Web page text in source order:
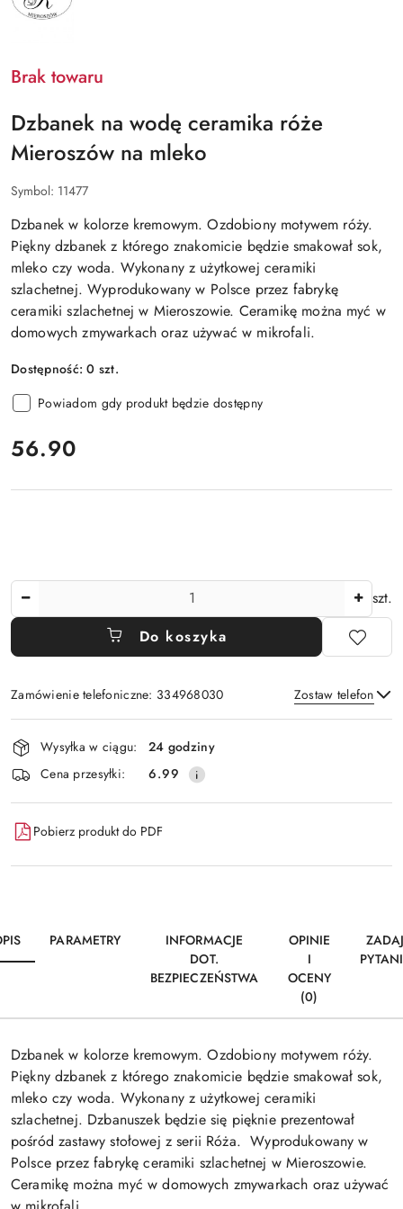
Brak towaru
Dzbanek na wodę ceramika róże
Mieroszów na mleko
Symbol: 11477
Dzbanek w kolorze kremowym. Ozdobiony motywem róży.
Piękny dzbanek z którego znakomicie będzie smakował sok,
mleko czy woda. Wykonany z użytkowej ceramiki
szlachetnej. Wyprodukowany w Polsce przez fabrykę
ceramiki szlachetnej w Mieroszowie. Ceramikę można myć w
domowych zmywarkach oraz używać w mikrofali.
Dostępność:0 szt.
Powiadom gdy produkt będzie dostępny
cena:
56.90
szt.
Do koszyka
Zamówienie telefoniczne: 334968030 Zostaw telefon
Wyślij
Dostępność
i
dostawa
Wysyłka w ciągu:
24 godziny
Cena przesyłki:
6.99
Pobierz produkt do PDF
PARAMETRY
INFORMACJE
DOT.
BEZPIECZEŃSTWA
OPINIE
I
OCENY
(0)
Dzbanek w kolorze kremowym. Ozdobiony motywem róży.
Piękny dzbanek z którego znakomicie będzie smakował sok,
mleko czy woda. Wykonany z użytkowej ceramiki
szlachetnej. Dzbanuszek będzie się pięknie prezentował
pośród zastawy stołowej z serii Róża. Wyprodukowany w
Polsce przez fabrykę ceramiki szlachetnej w Mieroszowie.
Ceramikę można myć w domowych zmywarkach oraz używać